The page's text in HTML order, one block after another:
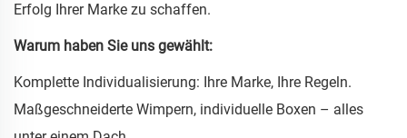
Erfolg Ihrer Marke zu schaffen.
Warum haben Sie uns gewählt:
Komplette Individualisierung: Ihre Marke, Ihre Regeln.
Maßgeschneiderte Wimpern, individuelle Boxen – alles